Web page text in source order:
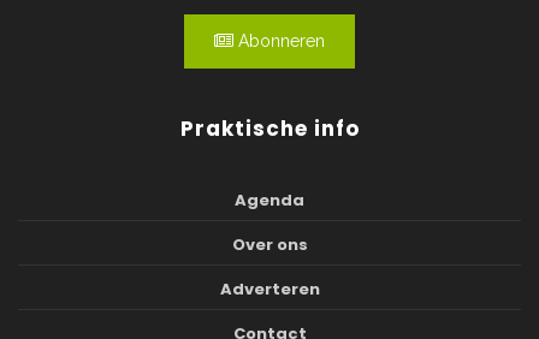
Abonneren
Praktische info
Agenda
Over ons
Adverteren
Contact